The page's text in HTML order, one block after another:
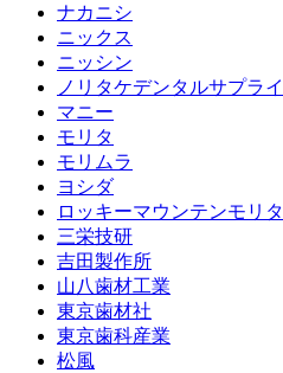
ナカニシ
ニックス
ニッシン
ノリタケデンタルサプライ
マニー
モリタ
モリムラ
ヨシダ
ロッキーマウンテンモリタ
三栄技研
吉田製作所
山八歯材工業
東京歯材社
東京歯科産業
松風